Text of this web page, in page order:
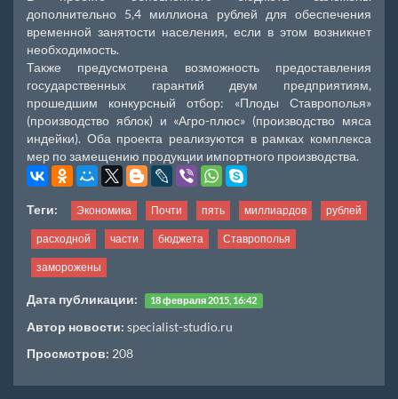
дополнительно 5,4 миллиона рублей для обеспечения
временной занятости населения, если в этом возникнет
необходимость.
Также предусмотрена возможность предоставления
государственных гарантий двум предприятиям,
прошедшим конкурсный отбор: «Плоды Ставрополья»
(производство яблок) и «Агро-плюс» (производство мяса
индейки). Оба проекта реализуются в рамках комплекса
мер по замещению продукции импортного производства.
Теги: Экономика Почти пять миллиардов рублей
расходной части бюджета Ставрополья
заморожены
Дата публикации: 18 февраля 2015, 16:42
Автор новости: specialist-studio.ru
Просмотров: 208